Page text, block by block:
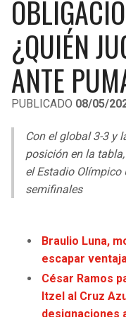
LIGA DE EXPANSIÓN MX
LEAGUES CUP
UEFA EUROPA LEAGUE
UEFA CONFERENCE
MLS
COPA LIBERTADORES
COPA SUDAMERICANA
LIGA BETPLAY
OTRAS LIGAS
RAIDERS
CHARGERS
RAVENS
BENGALS
BROWNS
TEXANS
COLTS
CAVALIERS
PISTONS
PACERS
BUCKS
HAWKS
HEAT
MAGIC
¿QUIÉN
ANTE
PUBLICADO 08/05/
Con el global 3-3 y
posición en la
el Estadio Olímpico
semifinales
Braulio Luna,
escapar
César Ramos
Itzel al Cruz
designaciones